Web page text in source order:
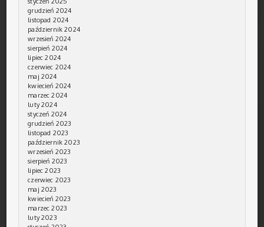
grudzień 2024
listopad 2024
październik 2024
wrzesień 2024
sierpień 2024
lipiec 2024
czerwiec 2024
maj 2024
kwiecień 2024
marzec 2024
luty 2024
styczeń 2024
grudzień 2023
listopad 2023
październik 2023
wrzesień 2023
sierpień 2023
lipiec 2023
czerwiec 2023
maj 2023
kwiecień 2023
marzec 2023
luty 2023